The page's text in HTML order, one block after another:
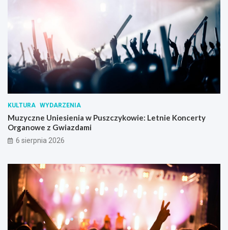
KULTURA WYDARZENIA
Muzyczne Uniesienia w Puszczykowie: Letnie Koncerty
Organowe z Gwiazdami
6 sierpnia 2026